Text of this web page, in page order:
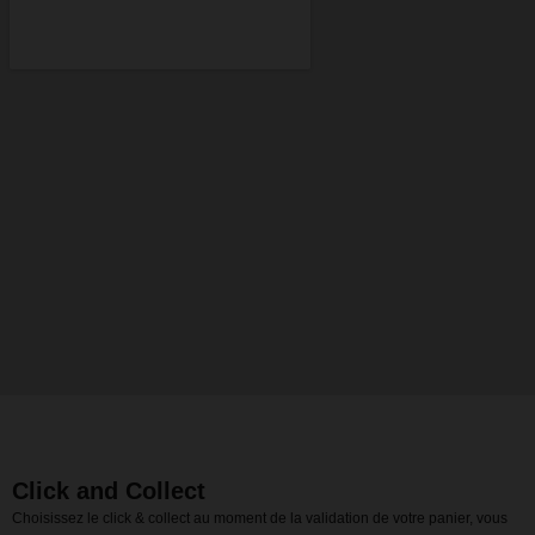
Click and Collect
Choisissez le click & collect au moment de la validation de votre panier, vous